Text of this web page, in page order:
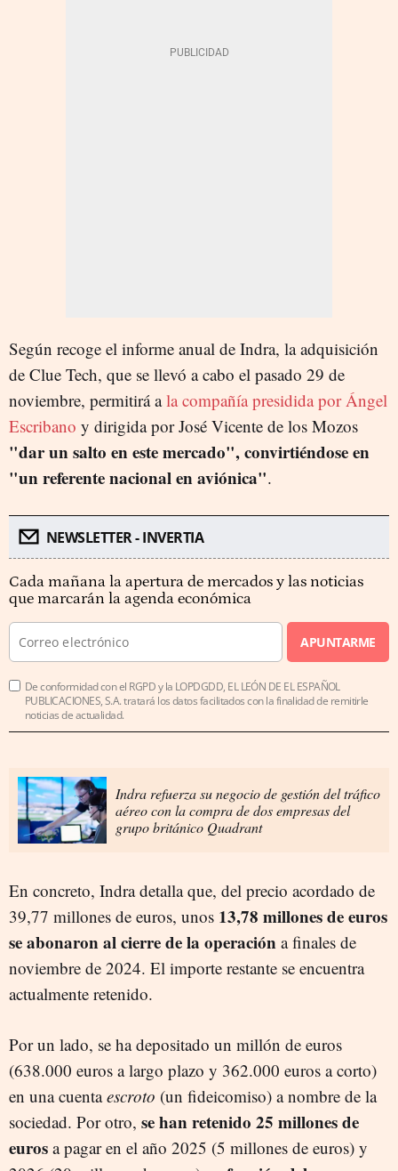
Según recoge el informe anual de Indra, la adquisición
de Clue Tech, que se llevó a cabo el pasado 29 de
noviembre, permitirá ala compañía presidida por Ángel
Escribano y dirigida por José Vicente de los Mozos
"dar un salto en este mercado", convirtiéndose en
"un referente nacional en aviónica".
NEWSLETTER - INVERTIA
Cada mañana la apertura de mercados y las noticias
que marcarán la agenda económica
APUNTARME
De conformidad con el RGPD y la LOPDGDD, EL LEÓN DE EL ESPAÑOL
PUBLICACIONES, S.A. tratará los datos facilitados con la finalidad de remitirle
noticias de actualidad.
Indra refuerza su negocio de gestión del tráfico
aéreo con la compra de dos empresas del
grupo británico Quadrant
En concreto, Indra detalla que, del precio acordado de
39,77 millones de euros, unos 13,78 millones de euros
se abonaron al cierre de la operación a finales de
noviembre de 2024. El importe restante se encuentra
actualmente retenido.
Por un lado, se ha depositado un millón de euros
(638.000 euros a largo plazo y 362.000 euros a corto)
en una cuentaescroto (un fideicomiso) a nombre de la
sociedad. Por otro, se han retenido 25 millones de
euros a pagar en el año 2025 (5 millones de euros) y